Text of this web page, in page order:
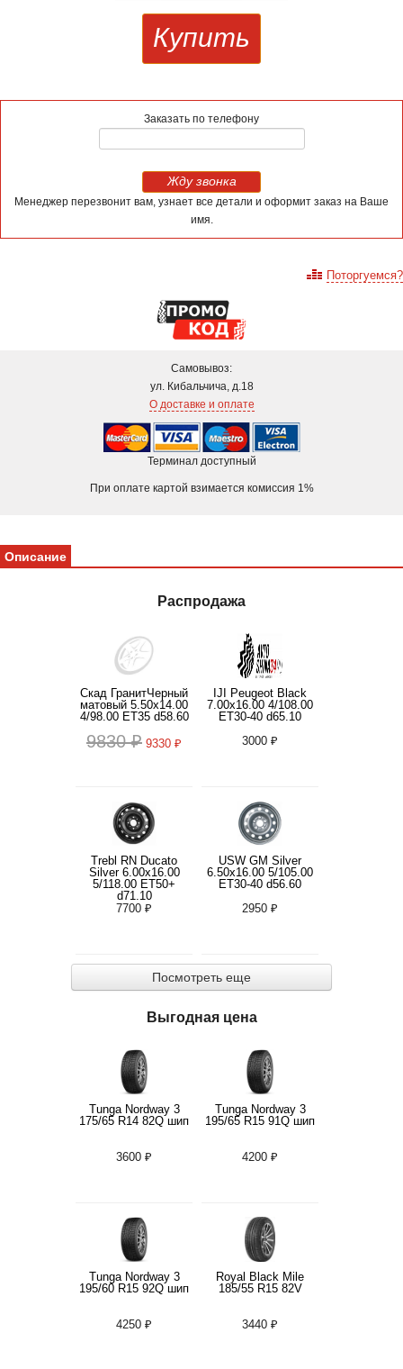
Купить
Заказать по телефону
Жду звонка
Менеджер перезвонит вам, узнает все детали и оформит заказ на Ваше
имя.
Поторгуемся?
Самовывоз:
ул. Кибальчича, д.18
О доставке и оплате
Терминал доступный
При оплате картой взимается комиссия 1%
Описание
Распродажа
Скад ГранитЧерный
матовый 5.50x14.00
4/98.00 ET35 d58.60
9830 ₽ 9330 ₽
IJI Peugeot Black
7.00x16.00 4/108.00
ET30-40 d65.10
3000 ₽
Trebl RN Ducato
Silver 6.00x16.00
5/118.00 ET50+
d71.10
7700 ₽
USW GM Silver
6.50x16.00 5/105.00
ET30-40 d56.60
2950 ₽
Посмотреть еще
Выгодная цена
Tunga Nordway 3
175/65 R14 82Q шип
3600 ₽
Tunga Nordway 3
195/65 R15 91Q шип
4200 ₽
Tunga Nordway 3
195/60 R15 92Q шип
4250 ₽
Royal Black Mile
185/55 R15 82V
3440 ₽